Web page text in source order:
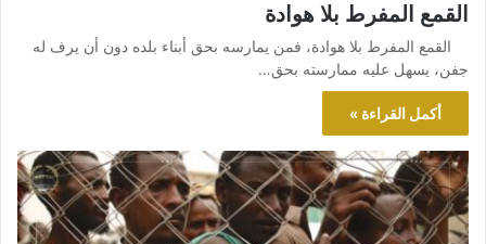
القمع المفرط بلا هوادة
القمع المفرط بلا هوادة، فمن يمارسه بحق أبناء بلده دون أن يرف له
جفن، يسهل عليه ممارسته بحق…
أكمل القراءة »